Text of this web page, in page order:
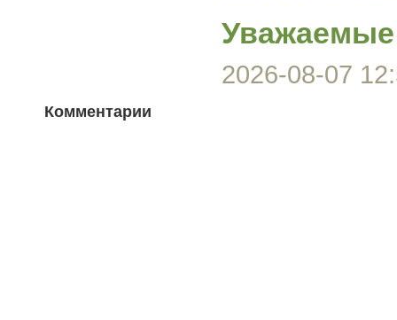
Уважаемые
2026-08-07
Комментарии